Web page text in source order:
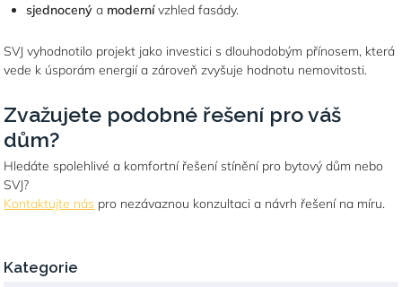
sjednocený a modernívzhled fasády.
SVJ vyhodnotilo projekt jako investici s dlouhodobým přínosem, která
vede k úsporám energií a zároveň zvyšuje hodnotu nemovitosti.
Zvažujete podobné řešení pro váš
dům?
Hledáte spolehlivé a komfortní řešení stínění pro bytový dům nebo
SVJ?
Kontaktujte nás pro nezávaznou konzultaci a návrh řešení na míru.
Kategorie